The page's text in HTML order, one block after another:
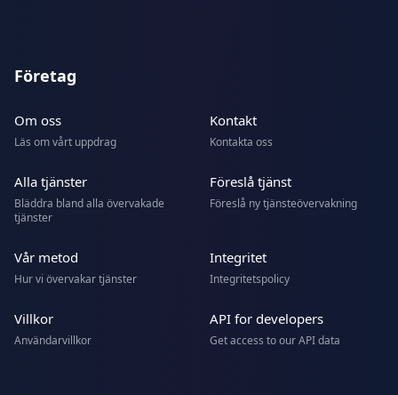
Företag
Om oss
Läs om vårt uppdrag
Kontakt
Kontakta oss
Alla tjänster
Bläddra bland alla övervakade
tjänster
Föreslå tjänst
Föreslå ny tjänsteövervakning
Vår metod
Hur vi övervakar tjänster
Integritet
Integritetspolicy
Villkor
Användarvillkor
API for developers
Get access to our API data